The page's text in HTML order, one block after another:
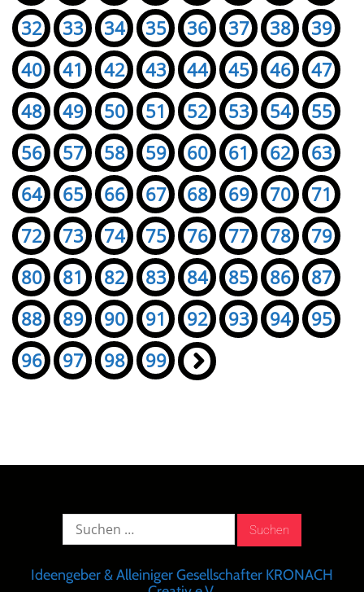
32
33 34 35 36 37 38
39
40
41 42 43 44 45 46
47
48
49 50 51 52 53 54
55
56
57 58 59 60 61 62
63
64
65 66 67 68 69 70
71
72
73 74 75 76 77 78
79
80
81 82 83 84 85 86
87
88
89 90 91 92 93 94
95
96
97 98 99 »
Suche
Ideengeber & Alleiniger Gesellschafter KRONACH